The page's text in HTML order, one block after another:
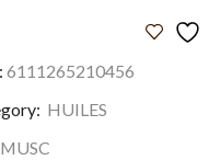
6111265210456
HUILES
MUSC